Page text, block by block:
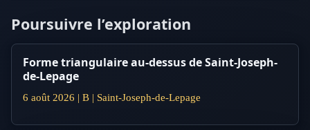
Poursuivre l’exploration
Forme triangulaire au-dessus de Saint-Joseph-
de-Lepage
6 août 2026 | B | Saint-Joseph-de-Lepage